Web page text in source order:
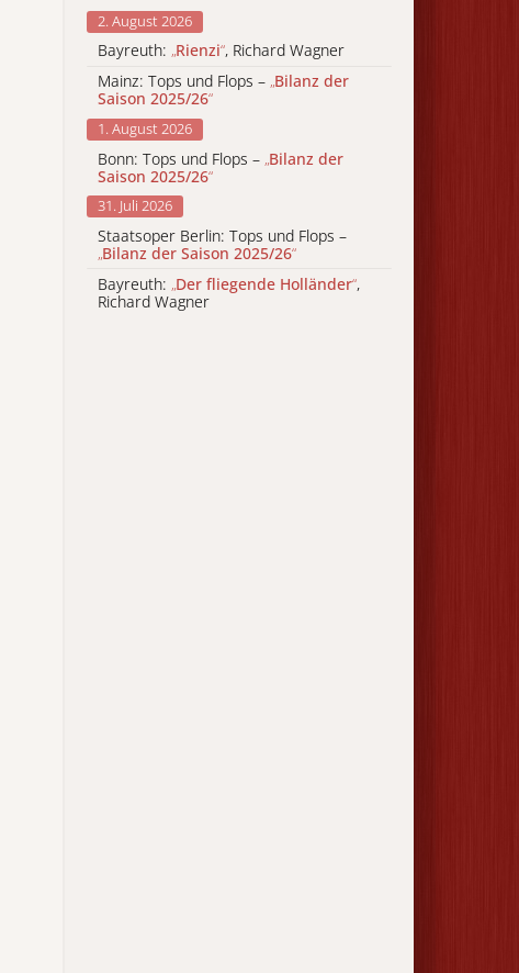
2. August 2026
Bayreuth: „Rienzi“, Richard Wagner
Mainz: Tops und Flops – „Bilanz der
Saison 2025/26“
1. August 2026
Bonn: Tops und Flops – „Bilanz der
Saison 2025/26“
31. Juli 2026
Staatsoper Berlin: Tops und Flops –
„Bilanz der Saison 2025/26“
Bayreuth: „Der fliegende Holländer“,
Richard Wagner